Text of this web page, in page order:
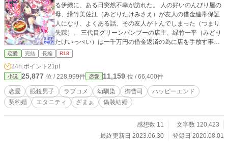
る伊織に、ある日突然不幸が訪れた。 人の好いのんびり屋の
母、緑竹美佐江（みどりたけみさえ）が友人の借金連帯保証
人になり、よくある話、その友人がトんでしまった（つまり
失踪）。 三代目グリーンバンブーの店主、緑竹一平（みどり
たけいっぺい）は一千万円の借金返済の為に店を手放す事を
決意。 そんな時、伊織の幼馴染である高慢眼鏡男――三成一
矢（みつなりいちや）が現れた。 「私が助けてやってもいい
ぞ」 相変わらず偉そうな男！ 「ただし、条件がある」 幼馴
染の一矢は、上流階級のお坊ちゃま。本家（実家）が裕福な
のは勿論のこと、自身が創業したコンサルティング会社も大
ヒット。メディアへの露出もあり、結婚したい男ランキング
は有名人と肩を並べるほどで、今や飛ぶ鳥を落とす勢いの大
い。お前の借金は、私が肩代わりしてやる」 よ、嫁!? 結
恋愛 完結 長編 R18
24h.ポイント 21pt
小説 25,877 位 / 228,999件 恋愛 11,159 位 / 66,400件
恋愛 眼鏡男子 ラブコメ 幼馴染 御曹司
ハッピーエンド
契約婚
エタニティ ざまぁ 偽装結婚
感想数 11
文字数 120,423
最終更新日 2023.06.30
登録日 2020.08.01